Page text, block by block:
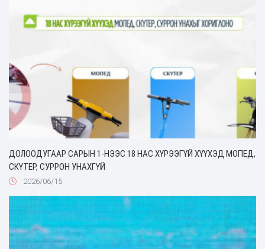
ДОЛООДУГААР САРЫН 1-НЭЭС 18 НАС ХҮРЭЭГҮЙ ХҮҮХЭД МОПЕД,
СКҮТЕР, СУРРОН УНАХГҮЙ
2026/06/15